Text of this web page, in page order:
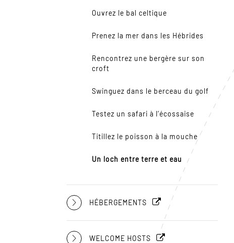
Ouvrez le bal celtique
Prenez la mer dans les Hébrides
Rencontrez une bergère sur son
croft
Swinguez dans le berceau du golf
Testez un safari à l’écossaise
Titillez le poisson à la mouche
Un loch entre terre et eau
HÉBERGEMENTS
WELCOME HOSTS